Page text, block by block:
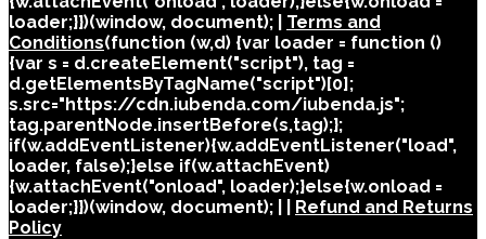
loader;}})(window, document); | Terms and
Conditions(function (w,d) {var loader = function ()
{var s = d.createElement("script"), tag =
d.getElementsByTagName("script")[0];
s.src="https://cdn.iubenda.com/iubenda.js";
tag.parentNode.insertBefore(s,tag);};
if(w.addEventListener){w.addEventListener("load",
loader, false);}else if(w.attachEvent)
{w.attachEvent("onload", loader);}else{w.onload =
loader;}})(window, document); | | Refund and Returns
Policy